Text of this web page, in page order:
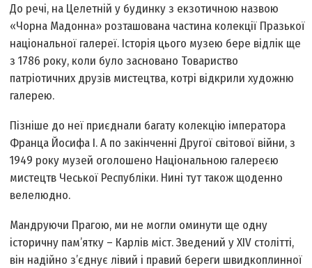
До речі, на Целетній у будинку з екзотичною назвою
«Чорна Мадонна» розташована частина колекції Празької
національної галереї. Історія цього музею бере відлік ще
з 1786 року, коли було засновано Товариство
патріотичних друзів мистецтва, котрі відкрили художню
галерею.
Пізніше до неї приєднали багату колекцію імператора
Франца Йосифа І. А по закінченні Другої світової війни, з
1949 року музей оголошено Національною галереєю
мистецтв Чеської Республіки. Нині тут також щоденно
велелюдно.
Мандруючи Прагою, ми не могли оминути ще одну
історичну пам’ятку – Карлів міст. Зведений у XIV столітті,
він надійно з’єднує лівий і правий береги швидкоплинної